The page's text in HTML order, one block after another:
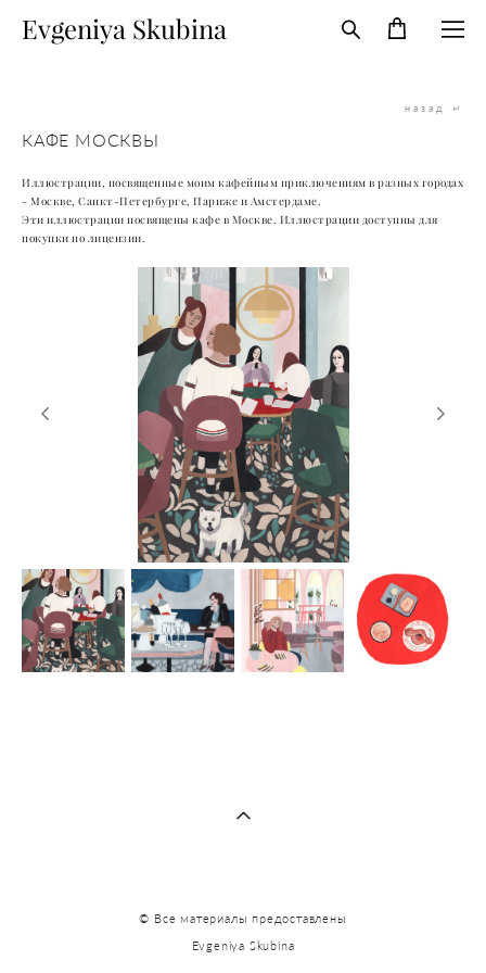
Evgeniya Skubina
назад ↵
КАФЕ МОСКВЫ
Иллюстрации, посвященные моим кафейным приключениям в разных городах
- Москве, Санкт-Петербурге, Париже и Амстердаме.
Эти иллюстрации посвящены кафе в Москве. Иллюстрации доступны для
покупки по лицензии.
© Все материалы предоставлены
Evgeniya Skubina